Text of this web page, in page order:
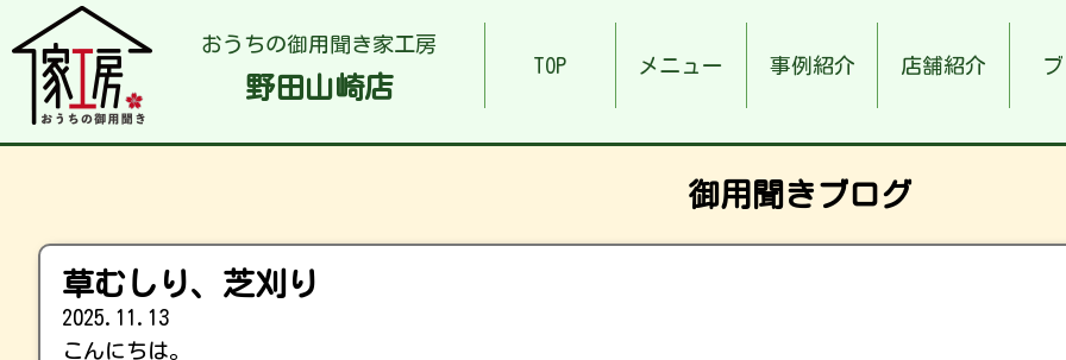
おうちの御用聞き家工房
野田山崎店
TOP メニュー 事例紹介 店舗紹介
御用聞きブログ
草むしり、芝刈り
2025.11.13
こんにちは。